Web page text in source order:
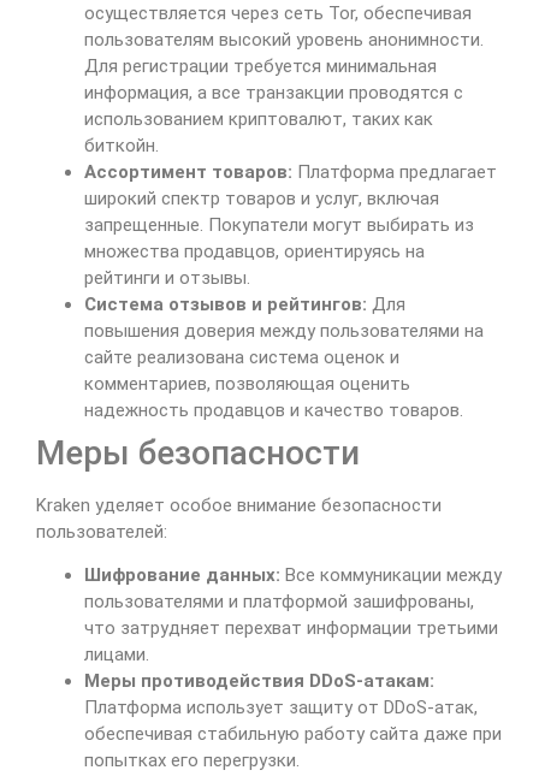
осуществляется через сеть Tor, обеспечивая
пользователям высокий уровень анонимности.
Для регистрации требуется минимальная
информация, а все транзакции проводятся с
использованием криптовалют, таких как
биткойн.
Ассортимент товаров: Платформа предлагает
широкий спектр товаров и услуг, включая
запрещенные. Покупатели могут выбирать из
множества продавцов, ориентируясь на
рейтинги и отзывы.
Система отзывов и рейтингов: Для
повышения доверия между пользователями на
сайте реализована система оценок и
комментариев, позволяющая оценить
надежность продавцов и качество товаров.
Меры безопасности
Kraken уделяет особое внимание безопасности
пользователей:
Шифрование данных: Все коммуникации между
пользователями и платформой зашифрованы,
что затрудняет перехват информации третьими
лицами.
Меры противодействия DDoS-атакам:
Платформа использует защиту от DDoS-атак,
обеспечивая стабильную работу сайта даже при
попытках его перегрузки.